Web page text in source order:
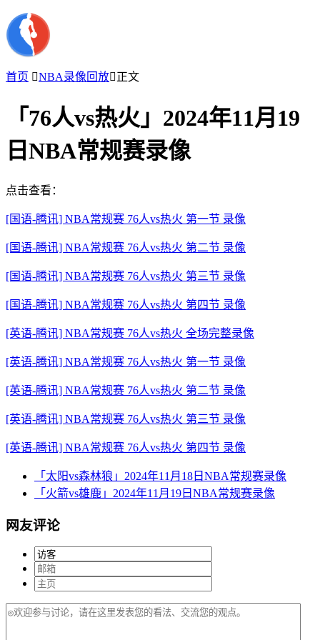
首页 NBA录像回放正文
「76人vs热火」2024年11月19
日NBA常规赛录像
点击查看：
[国语-腾讯] NBA常规赛 76人vs热火 第一节 录像
[国语-腾讯] NBA常规赛 76人vs热火 第二节 录像
[国语-腾讯] NBA常规赛 76人vs热火 第三节 录像
[国语-腾讯] NBA常规赛 76人vs热火 第四节 录像
[英语-腾讯] NBA常规赛 76人vs热火 全场完整录像
[英语-腾讯] NBA常规赛 76人vs热火 第一节 录像
[英语-腾讯] NBA常规赛 76人vs热火 第二节 录像
[英语-腾讯] NBA常规赛 76人vs热火 第三节 录像
[英语-腾讯] NBA常规赛 76人vs热火 第四节 录像
「太阳vs森林狼」2024年11月18日NBA常规赛录像
「火箭vs雄鹿」2024年11月19日NBA常规赛录像
网友评论